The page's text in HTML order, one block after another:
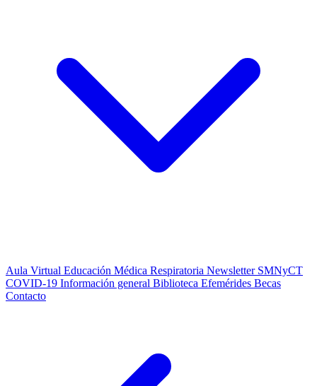
Aula Virtual Educación Médica Respiratoria Newsletter SMNyCT
COVID-19 Información general Biblioteca Efemérides Becas
Contacto